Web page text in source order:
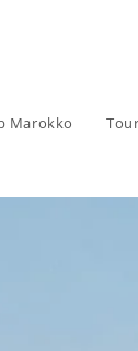
Marokko